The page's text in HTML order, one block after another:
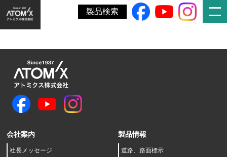
製品検索
ホーム» 定時株主総会決議ご通知
会社案内
社長メッセージ
製品情報
道路、路面標示